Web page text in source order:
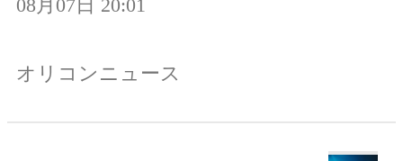
08月07日 20:01
オリコンニュース